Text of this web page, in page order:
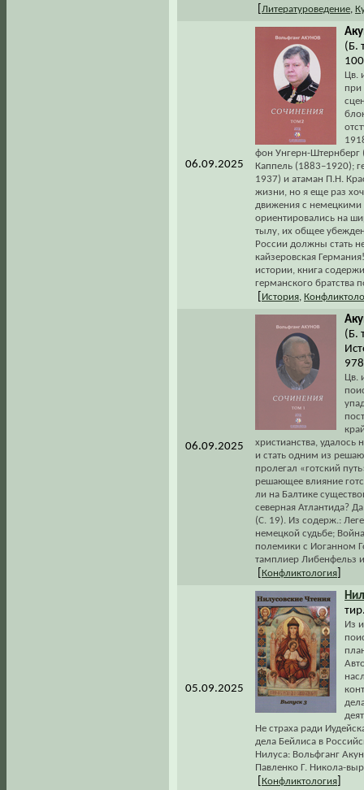
Литературоведение,
06.09.2025
(Б.
Цв.
при
фон Унгерн-Штернберг
Каппель (1883–1920);
1937) и атаман П.Н.
жизни, но я еще раз
движения с немецкими
ориентировались на
тылу, их общее
России должны стать
кайзеровская
истории, книга
германского братства
История,
06.09.2025
(Б.
Цв.
христианства, удалось
и стать одним из
пролегал «готский
решающее влияние
ли на Балтике
северная Атлантида?
(С. 19). Из содерж.:
немецкой судьбе;
полемики с Иоганном
тамплиер Либенфельз
Конфликтология
05.09.2025
Из
Не страха ради
дела Бейлиса в
Нилуса: Вольфганг
Павленко Г. Никола-
Конфликтология